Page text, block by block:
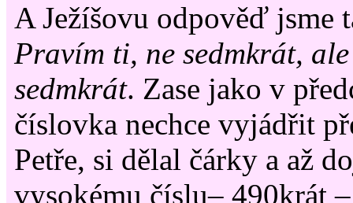
A Ježíšovu odpověď jsme
Pravím ti, ne sedmkrát,
sedmkrát. Zase jako v
číslovka nechce vyjádřit
Petře, si dělal čárky a až
vysokému číslu– 490krát